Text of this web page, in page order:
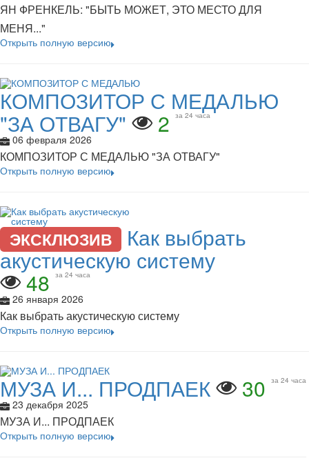
ЯН ФРЕНКЕЛЬ: "БЫТЬ МОЖЕТ, ЭТО МЕСТО ДЛЯ
МЕНЯ..."
Открыть полную версию
КОМПОЗИТОР С МЕДАЛЬЮ
"ЗА ОТВАГУ" 2 за 24 часа
06 февраля 2026
КОМПОЗИТОР С МЕДАЛЬЮ "ЗА ОТВАГУ"
Открыть полную версию
ЭКСКЛЮЗИВ Как выбрать
акустическую систему
48 за 24 часа
26 января 2026
Как выбрать акустическую систему
Открыть полную версию
МУЗА И... ПРОДПАЕК 30 за 24 часа
23 декабря 2025
МУЗА И... ПРОДПАЕК
Открыть полную версию